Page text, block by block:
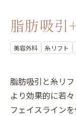
脂肪吸引
美容外科 糸リフト
脂肪吸引と糸リ
より効果的に若
フェイスラインを